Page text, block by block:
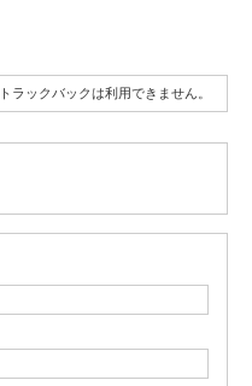
トラックバックは利用できません。